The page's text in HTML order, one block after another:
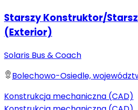
Starszy Konstruktor/
(Exterior)
Solaris Bus & Coach
Bolechowo-Osiedle,
Konstrukcja mechaniczna (CAD)